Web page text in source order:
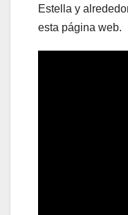
Estella y
esta página web.